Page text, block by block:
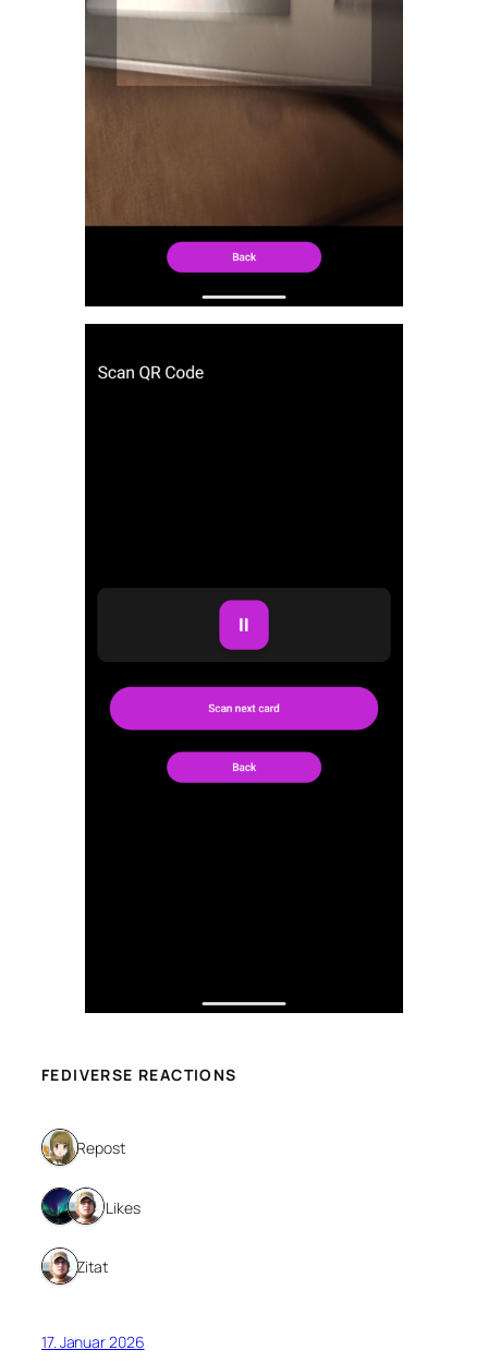
FEDIVERSE REACTIONS
1 Repost
2 Likes
1 Zitat
17. Januar 2026